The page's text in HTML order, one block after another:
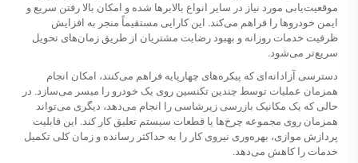
موقعیت‌یابی مورد نیاز در سایر انواع بالابرها شده و امکان بالا رفتن سریع و
ایمن خودروها را فراهم می‌کند. این کارایی مستقیماً منجر به افزایش
ظرفیت خدمات روزانه و بهبود رضایت مشتریان از طریق زمان‌های تحویل
سریع‌تر می‌شود.
دسترسی آزادانه‌ای که پیکره‌های چهارپایه فراهم می‌کنند، امکان انجام
همزمان عملیات توسط چندین تکنسین روی یک خودرو را میسر می‌سازد. در
حالی که یک مکانیک بازرسی زیرشاسی را انجام می‌دهد، دیگری می‌تواند
همزمان روی مجموعه چرخ‌ها یا قطعات سیستم تعلیق کار کند. این قابلیت
پردازش موازی، بهره‌وری نیروی کار را به حداکثر رسانده و زمان کلی تکمیل
خدمات را کاهش می‌دهد.